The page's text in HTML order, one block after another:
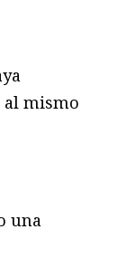
al mismo
una